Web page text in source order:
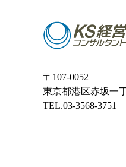
〒107-0052
東京都港区赤坂一
TEL.03-3568-3751